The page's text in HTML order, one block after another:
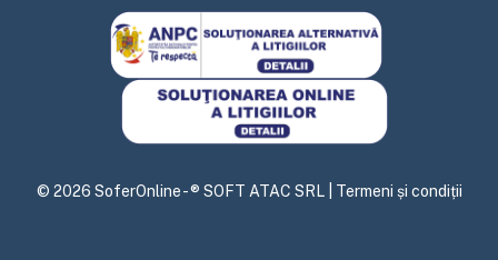
© 2026 SoferOnline - ® SOFT ATAC SRL | Termeni și condiții